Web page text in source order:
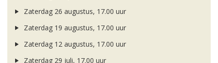
Zaterdag 26 augustus, 17.00 uur
Zaterdag 19 augustus, 17.00 uur
Zaterdag 12 augustus, 17.00 uur
Zaterdag 29 juli, 17.00 uur